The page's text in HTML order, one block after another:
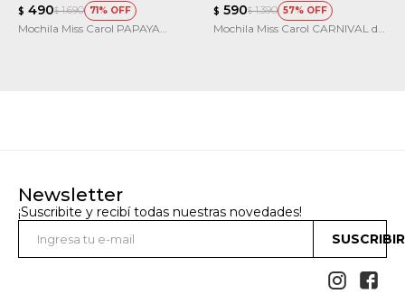
$ 490$ 1.690 71
Mochila Miss Carol PAPAYA
$ 590$ 1.390 57
Mochila Miss Carol CARNIVAL de
Newsletter
¡Suscribite y recibí todas nuestras novedades!
 